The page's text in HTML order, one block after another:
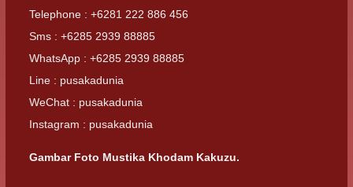
Telephone : +6281 222 886 456
Sms : +6285 2939 88885
WhatsApp : +6285 2939 88885
Line : pusakadunia
WeChat : pusakadunia
Instagram : pusakadunia
Gambar Foto Mustika Khodam Kakuzu.